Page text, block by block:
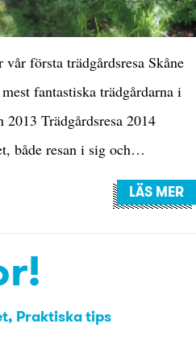
första trädgårdsresa Skåne
fantastiska trädgårdarna i
Trädgårdsresa 2014
både resan i sig och…
LÄS MER
Praktiska tips